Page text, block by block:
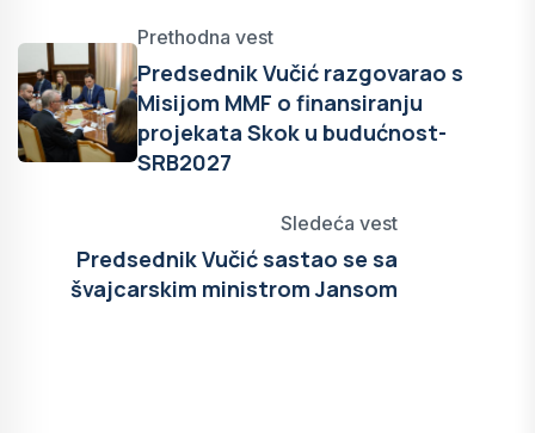
Prethodna vest
Predsednik Vučić razgovarao s
Misijom MMF o finansiranju
projekata Skok u budućnost-
SRB2027
Sledeća vest
Predsednik Vučić sastao se sa
švajcarskim ministrom Jansom